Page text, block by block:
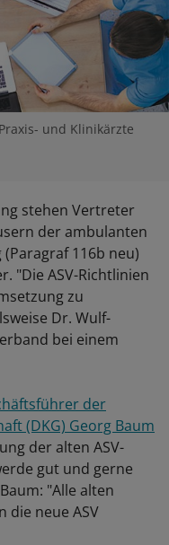
und Klinikärzte
stehen Vertreter
der ambulanten
116b neu)
"Die ASV-Richtlinien
zu
Dr. Wulf-
bei einem
der
(DKG) Georg Baum
der alten ASV-
gut und gerne
"Alle alten
die neue ASV